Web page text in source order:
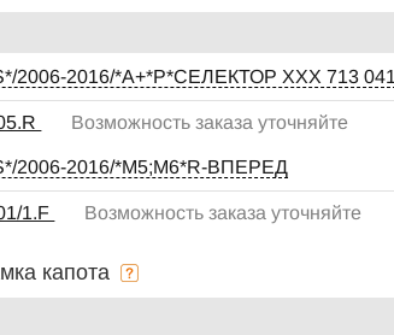
2006-2016/*А+*P*СЕЛЕКТОР XXX 713 041
Возможность заказа уточняйте
2006-2016/*М5;М6*R-ВПЕРЕД
1.F Возможность заказа уточняйте
капота